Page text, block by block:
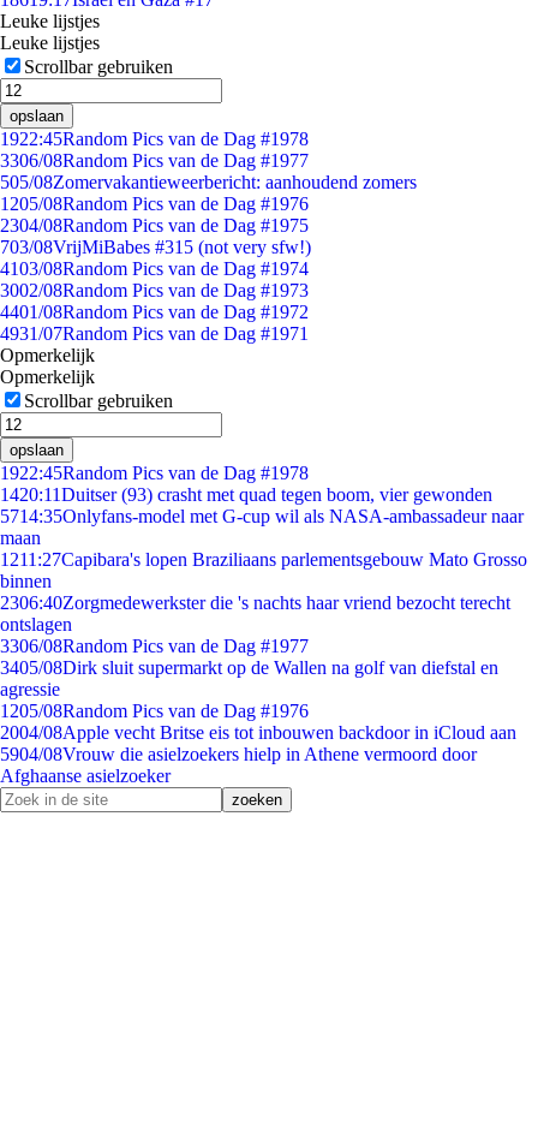
Leuke lijstjes
Leuke lijstjes
Scrollbar gebruiken
opslaan
1922:45Random Pics van de Dag #1978
3306/08Random Pics van de Dag #1977
505/08Zomervakantieweerbericht: aanhoudend zomers
1205/08Random Pics van de Dag #1976
2304/08Random Pics van de Dag #1975
703/08VrijMiBabes #315 (not very sfw!)
4103/08Random Pics van de Dag #1974
3002/08Random Pics van de Dag #1973
4401/08Random Pics van de Dag #1972
4931/07Random Pics van de Dag #1971
Opmerkelijk
Opmerkelijk
Scrollbar gebruiken
opslaan
1922:45Random Pics van de Dag #1978
1420:11Duitser (93) crasht met quad tegen boom, vier gewonden
5714:35Onlyfans-model met G-cup wil als NASA-ambassadeur naar
maan
1211:27Capibara's lopen Braziliaans parlementsgebouw Mato Grosso
binnen
2306:40Zorgmedewerkster die 's nachts haar vriend bezocht terecht
ontslagen
3306/08Random Pics van de Dag #1977
3405/08Dirk sluit supermarkt op de Wallen na golf van diefstal en
agressie
1205/08Random Pics van de Dag #1976
2004/08Apple vecht Britse eis tot inbouwen backdoor in iCloud aan
5904/08Vrouw die asielzoekers hielp in Athene vermoord door
Afghaanse asielzoeker